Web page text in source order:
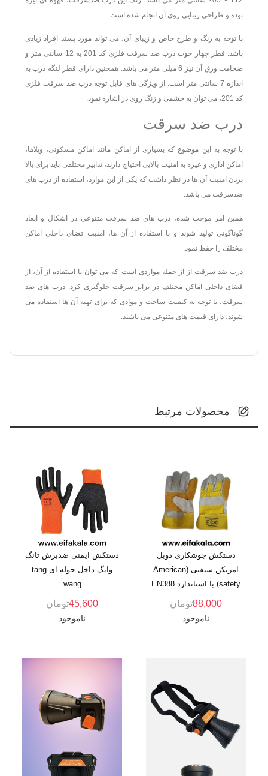
بوده و طراحی زیبایی روی آن انجام شده است.
با توجه به رنگ و طرح خاص و زیبای آن، می تواند مورد پسند افراد زیادی
باشد. قطر چهار چوب درب ضد سرقت فلزی کد 201 به 12 سانتی متر و
ضخامت ورق آن نیز 6 میلی متر می باشد. همچنین دارای قطر لنگه درب به
اندازه 7 سانتی متر است. از ویژگی های قابل توجه درب ضد سرقت فلزی
کد 201، می توان به چشمی و زنگ روی در اشاره نمود.
درب ضد سرقت
با توجه به این موضوع که بسیاری از اماکن مانند اماکن مسکونی، ویلاها،
اماکن اداری و غیره به امنیت بالایی احتیاج دارند، تدابیر مختلفی باید برای بالا
بردن امنیت آن ها در نظر داشت که یکی از این موارد، استفاده از درب های
ضدسرقت می باشد.
همین امر موجب شده، درب های ضد سرقت متنوعی در اشکال و ابعاد
گوناگونی تولید شوند و با استفاده از آن ها، امنیت فضای داخلی اماکن
مختلف را حفظ نمود.
درب ضد سرقت از از جمله مواردی است که می توان با استفاده از آن، از
فضای داخلی اماکن مختلف در برابر سرقت جلوگیری کرد. درب های ضد
سرقت، با توجه به کیفیت ساخت و موادی که برای تهیه آن ها استفاده می
شوند، دارای قیمت های متنوعی می باشند.
محصولات مرتبط
دستکش جوشکاری دوبل
امریکن سیفتی (American
safety) با استاندارد EN388
88,000تومان
ناموجود
دستکش ایمنی ضدبرش تانگ
وانگ داخل حوله ای tang
wang
45,600تومان
ناموجود